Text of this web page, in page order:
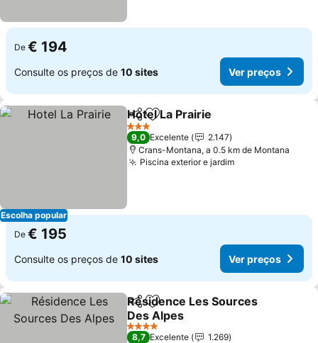
De € 194
Consulte os preços de 10 sites Ver preços
Escolha popular
PartilharAdicionar aos favoritos
Hotel La Prairie
3 Estrelas
9,0 Excelente
2.147
Crans-Montana, a 0.5 km de Montana
Piscina exterior e jardimVer preços
De € 195
Consulte os preços de 10 sites Ver preços
PartilharAdicionar aos favoritos
Résidence Les Sources
Des Alpes
Ver preços
4 Estrelas
8,7 Excelente
1.269